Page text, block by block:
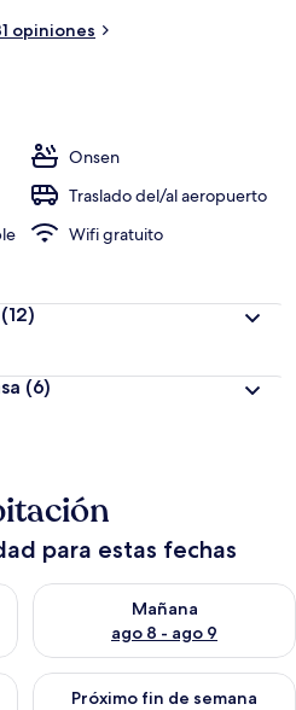
opiniones
Onsen
Traslado del/al aeropuerto
Wifi gratuito
(12)
(6)
para estas fechas
hoy ago 7 - ago 8
Mañana
ago 8 - ago 9
Consulta la disponibilidad
este fin de semana ago 7 -
Próximo fin de semana
Consulta la disponibilidad